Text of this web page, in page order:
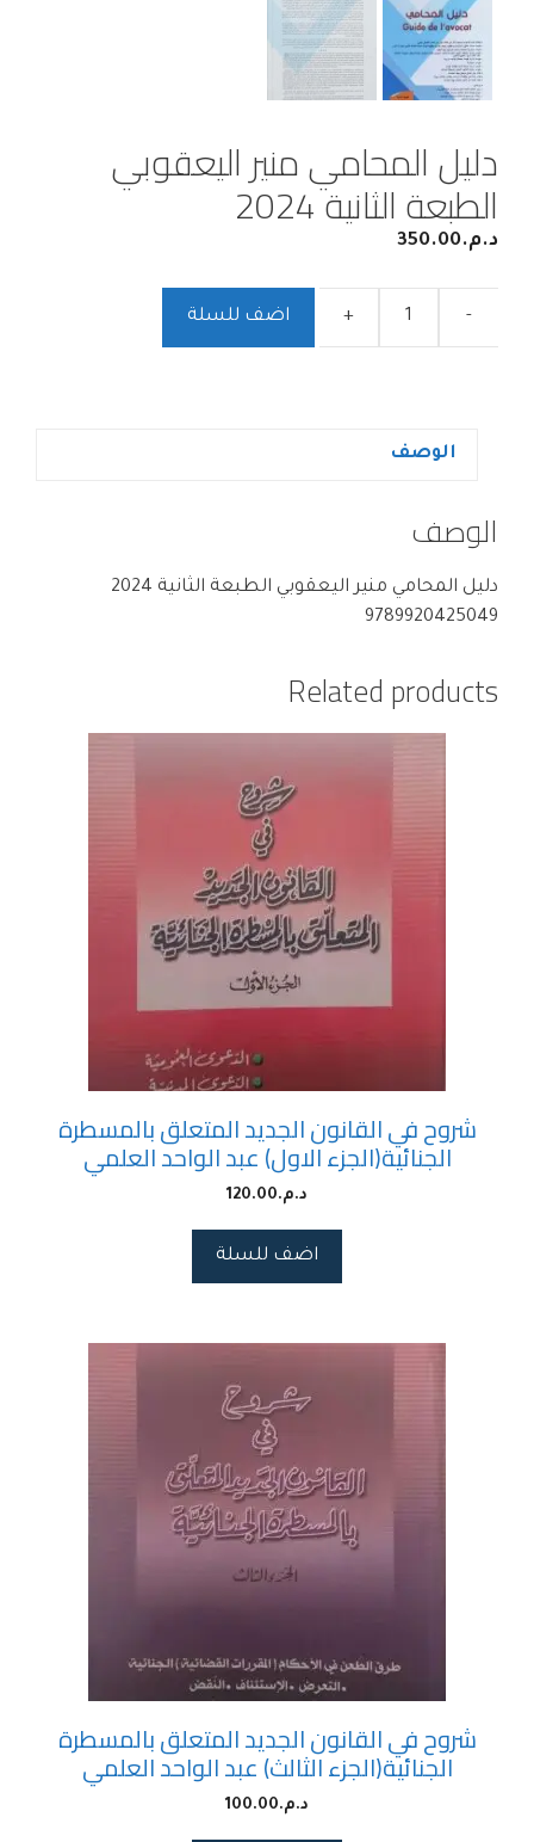
دليل المحامي منير اليعقوبي
الطبعة الثانية 2024
د.م.350.00
-
+ اضف للسلة
الوصف
الوصف
دليل المحامي منير اليعقوبي الطبعة الثانية 2024
9789920425049
Related products
شروح في القانون الجديد المتعلق بالمسطرة
الجنائية(الجزء الاول) عبد الواحد العلمي
د.م.120.00
اضف للسلة
شروح في القانون الجديد المتعلق بالمسطرة
الجنائية(الجزء الثالث) عبد الواحد العلمي
د.م.100.00